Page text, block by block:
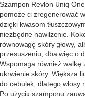
Szampon Revlon Uniq
pomoże ci zregenerować
dzięki kwasom
niezbędne nawilżenie.
równowagę skóry głowy,
przesuszeniu, dba więc o
Wspomaga również walkę
ukrwienie skóry. Większa
do cebulek, dlatego włosy
Po użyciu szamponu